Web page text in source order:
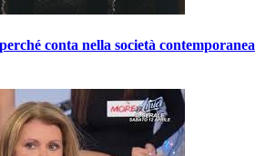
conta nella società contemporanea